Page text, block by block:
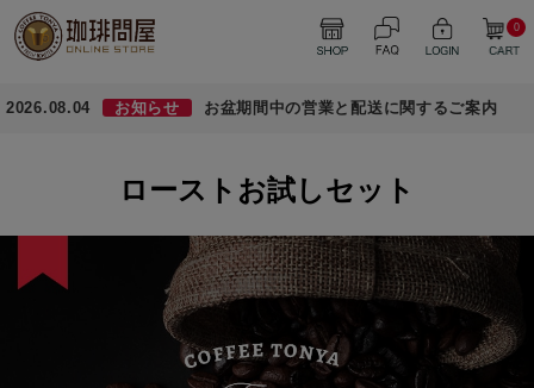
0
2026.08.04 お知らせ お盆期間中の営業と配送に関するご案内
ローストお試しセット